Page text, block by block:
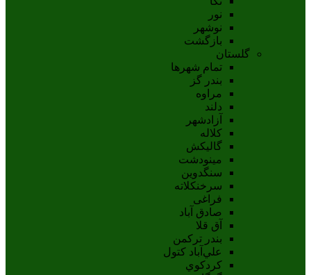
نور
نوشهر
بازگشت
گلستان
تمام شهر‌ها
بندر گز
مراوه
دلند
آزادشهر
کلاله
گالیکش
مینودشت
سنگدوین
سرخنکلاته
فراغی
صادق آباد
آق قلا
بندر ترکمن
علي‌آباد کتول
کردکوي